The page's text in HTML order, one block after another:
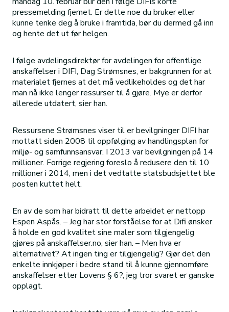
pressemelding fjernet. Er dette noe du bruker eller
kunne tenke deg å bruke i framtida, bør du dermed gå inn
og hente det ut før helgen.
I følge avdelingsdirektør for avdelingen for offentlige
anskaffelser i DIFI, Dag Strømsnes, er bakgrunnen for at
materialet fjernes at det må vedlikeholdes og det har
man nå ikke lenger ressurser til å gjøre. Mye er derfor
allerede utdatert, sier han.
Ressursene Strømsnes viser til er bevilgninger DIFI har
mottatt siden 2008 til oppfølging av handlingsplan for
miljø- og samfunnsansvar. I 2013 var bevilgningen på 14
millioner. Forrige regjering foreslo å redusere den til 10
millioner i 2014, men i det vedtatte statsbudsjettet ble
posten kuttet helt.
En av de som har bidratt til dette arbeidet er nettopp
Espen Aspås. – Jeg har stor forståelse for at Difi ønsker
å holde en god kvalitet sine maler som tilgjengelig
gjøres på anskaffelser.no, sier han. – Men hva er
alternativet? At ingen ting er tilgjengelig? Gjør det den
enkelte innkjøper i bedre stand til å kunne gjennomføre
anskaffelser etter Lovens § 6?, jeg tror svaret er ganske
opplagt.